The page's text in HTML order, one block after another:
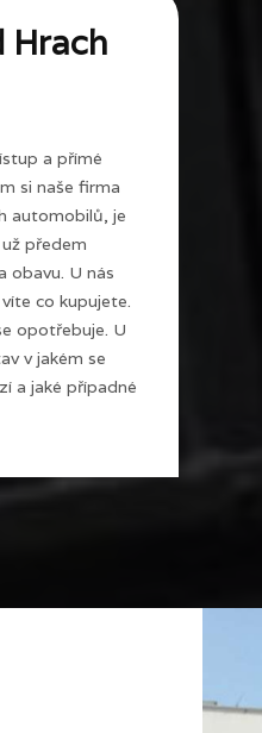
Hrach
a přímé
si naše firma
automobilů, je
předem
obavu. U nás
co kupujete.
opotřebuje. U
v jakém se
a jaké případné